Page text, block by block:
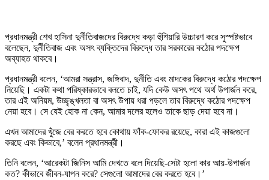
প্রধানমন্ত্রী শেখ হাসিনা দুর্নীতিবাজদের বিরুদ্ধে কড়া হুঁশিয়ারি উচ্চারণ করে সুস্পষ্টভাবে
বলেছেন, দুর্নীতিবাজ এবং অসৎ ব্যক্তিদের বিরুদ্ধে তার সরকারের কঠোর পদক্ষেপ
অব্যাহত থাকবে।
প্রধানমন্ত্রী বলেন, ‘আমরা সন্ত্রাস, জঙ্গিবাদ, দুর্নীতি এবং মাদকের বিরুদ্ধে কঠোর পদক্ষেপ
নিয়েছি। একটা কথা পরিষ্কারভাবে বলতে চাই, যদি কেউ অসৎ পথে অর্থ উপার্জন করে,
তার এই অনিয়ম, উচ্ছৃঙ্খলতা বা অসৎ উপায় ধরা পড়লে তার বিরুদ্ধে কঠোর পদক্ষেপ
নেয়া হবে। সে যেই হোক না কেন, আমার দলের হলেও তাকে ছাড় দেয়া হবে না।
এখন আমাদের খুঁজে বের করতে হবে কোথায় ফাঁক-ফোকর রয়েছে, কারা এই কাজগুলো
করছে এবং কিভাবে,’ বলেন প্রধানমন্ত্রী।
তিনি বলেন, ‘আরেকটা জিনিস আমি দেখতে বলে দিয়েছি-সেটা হলো কার আয়-উপার্জন
কত? কীভাবে জীবন-যাপন করে? সেগুলো আমাদের বের করতে হবে।’